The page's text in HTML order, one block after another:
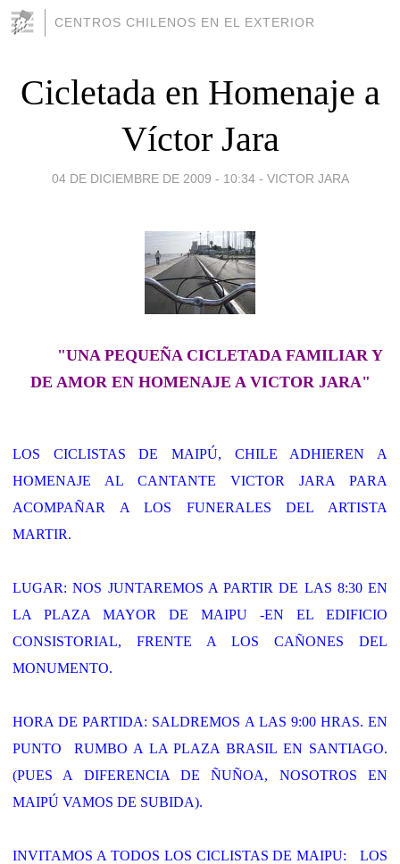
CENTROS CHILENOS EN EL EXTERIOR
Cicletada en Homenaje a
Víctor Jara
04 DE DICIEMBRE DE 2009 - 10:34 - VICTOR JARA
"UNA PEQUEÑA CICLETADA FAMILIAR Y
DE AMOR EN HOMENAJE A VICTOR JARA"
LOS CICLISTAS DE MAIPÚ, CHILE ADHIEREN A
HOMENAJE AL CANTANTE VICTOR JARA PARA
ACOMPAÑAR A LOS FUNERALES DEL ARTISTA
MARTIR.
LUGAR: NOS JUNTAREMOS A PARTIR DE LAS 8:30 EN
LA PLAZA MAYOR DE MAIPU -EN EL EDIFICIO
CONSISTORIAL, FRENTE A LOS CAÑONES DEL
MONUMENTO.
HORA DE PARTIDA: SALDREMOS A LAS 9:00 HRAS. EN
PUNTO RUMBO A LA PLAZA BRASIL EN SANTIAGO.
(PUES A DIFERENCIA DE ÑUÑOA, NOSOTROS EN
MAIPÚ VAMOS DE SUBIDA).
INVITAMOS A TODOS LOS CICLISTAS DE MAIPU: LOS